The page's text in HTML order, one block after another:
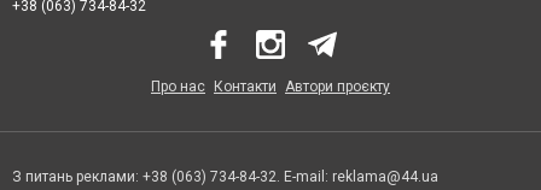
+38 (063) 734-84-32
Про нас Контакти Автори проєкту
З питань реклами: +38 (063) 734-84-32. E-mail: reklama@44.ua